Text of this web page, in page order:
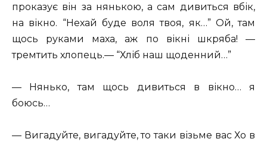
проказує він за нянькою, а сам дивиться вбік,
на вікно. “Нехай буде воля твоя, як…” Ой, там
щось руками маха, аж по вікні шкряба! —
тремтить хлопець.— “Хліб наш щоденний…”
— Нянько, там щось дивиться в вікно… я
боюсь…
— Вигадуйте, вигадуйте, то таки візьме вас Хо в